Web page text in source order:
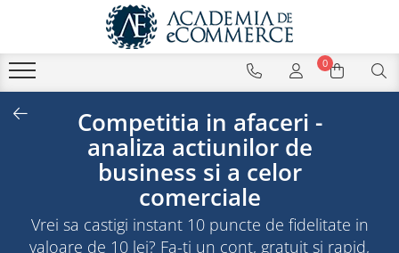
0
Competitia in afaceri -
analiza actiunilor de
business si a celor
comerciale
Vrei sa castigi instant 10 puncte de fidelitate in
valoare de 10 lei? Fa-ti un cont, gratuit si rapid,